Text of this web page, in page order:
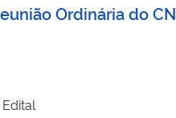
Ordinária do
Edital